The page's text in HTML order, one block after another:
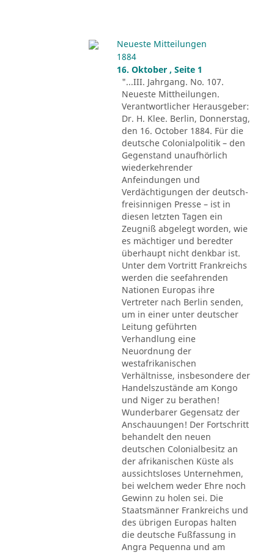
Neueste Mitteilungen
1884
16. Oktober , Seite 1
"...III. Jahrgang. No. 107.
Neueste Mittheilungen.
Verantwortlicher Herausgeber:
Dr. H. Klee. Berlin, Donnerstag,
den 16. October 1884. Für die
deutsche Colonialpolitik – den
Gegenstand unaufhörlich
wiederkehrender
Anfeindungen und
Verdächtigungen der deutsch-
freisinnigen Presse – ist in
diesen letzten Tagen ein
Zeugniß abgelegt worden, wie
es mächtiger und beredter
überhaupt nicht denkbar ist.
Unter dem Vortritt Frankreichs
werden die seefahrenden
Nationen Europas ihre
Vertreter nach Berlin senden,
um in einer unter deutscher
Leitung geführten
Verhandlung eine
Neuordnung der
westafrikanischen
Verhältnisse, insbesondere der
Handelszustände am Kongo
und Niger zu berathen!
Wunderbarer Gegensatz der
Anschauungen! Der Fortschritt
behandelt den neuen
deutschen Colonialbesitz an
der afrikanischen Küste als
aussichtsloses Unternehmen,
bei welchem weder Ehre noch
Gewinn zu holen sei. Die
Staatsmänner Frankreichs und
des übrigen Europas halten
die deutsche Fußfassung in
Angra Pequenna und am